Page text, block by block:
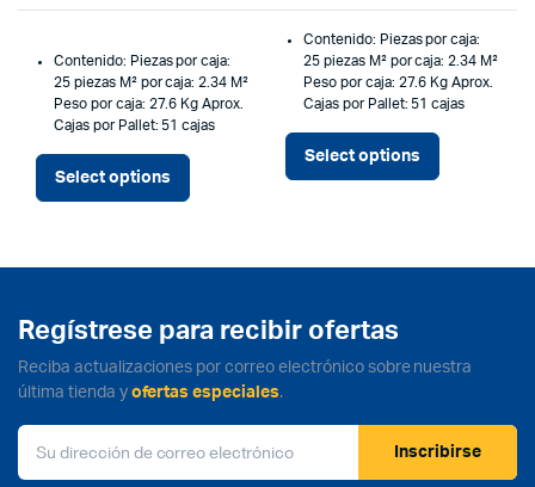
Contenido: Piezas por caja:
25 piezas M² por caja: 2.34 M²
Peso por caja: 27.6 Kg Aprox.
Cajas por Pallet: 51 cajas
Select options
Contenido: Piezas por caja:
25 piezas M² por caja: 2.34 M²
Peso por caja: 27.6 Kg Aprox.
Cajas por Pallet: 51 cajas
Select options
Regístrese para recibir ofertas
Reciba actualizaciones por correo electrónico sobre nuestra
última tienda y ofertas especiales.
Inscribirse